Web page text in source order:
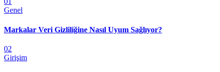
Genel
Markalar Veri Gizliliğine Nasıl Uyum Sağlıyor?
02
Girişim